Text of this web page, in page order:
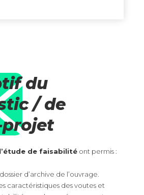
du
/ de
de faisabilité ont permis :
d’archive de l’ouvrage.
caractéristiques des voutes et